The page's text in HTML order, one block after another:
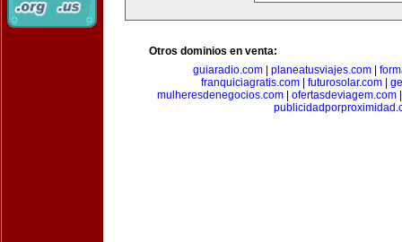
Otros dominios en venta:
guiaradio.com
planeatusviajes.com
franquiciagratis.com
futurosolar.com
mulheresdenegocios.com
ofertasdeviagem.com